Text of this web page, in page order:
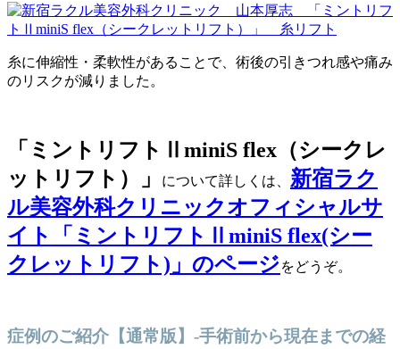
糸に伸縮性・柔軟性があることで、術後の引きつれ感や痛み
のリスクが減りました。
「ミントリフトⅡminiS flex（シークレ
ットリフト）」
について詳しくは、 新宿ラク
ル美容外科クリニックオフィシャルサ
イト「ミントリフトⅡminiS flex(シー
クレットリフト)」のページをどうぞ。
症例のご紹介【通常版】-手術前から現在までの経